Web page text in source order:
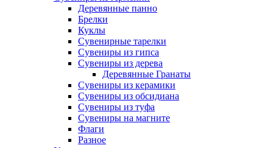
Деревянные панно
Брелки
Куклы
Сувенирные тарелки
Сувениры из гипса
Сувениры из дерева
Деревянные Гранаты
Сувениры из керамики
Сувениры из обсидиана
Сувениры из туфа
Сувениры на магните
Флаги
Разное